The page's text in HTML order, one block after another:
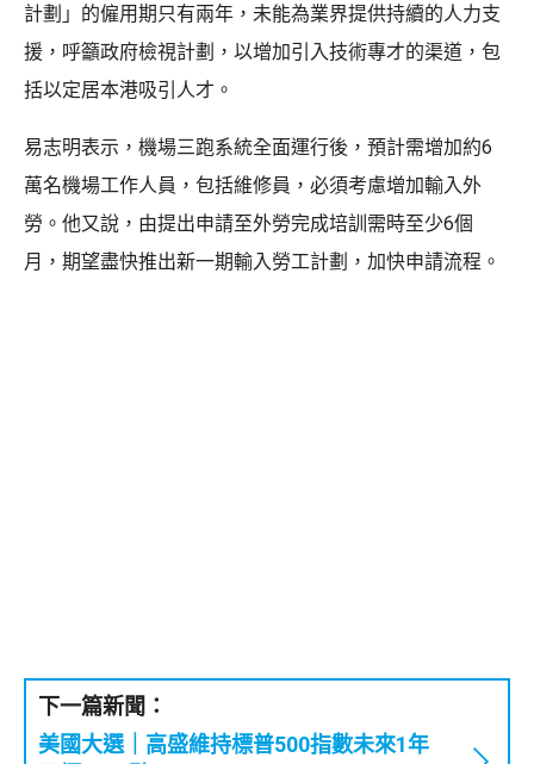
計劃」的僱用期只有兩年，未能為業界提供持續的人力支
援，呼籲政府檢視計劃，以增加引入技術專才的渠道，包
括以定居本港吸引人才。
易志明表示，機場三跑系統全面運行後，預計需增加約6
萬名機場工作人員，包括維修員，必須考慮增加輸入外
勞。他又說，由提出申請至外勞完成培訓需時至少6個
月，期望盡快推出新一期輸入勞工計劃，加快申請流程。
下一篇新聞：
美國大選｜高盛維持標普500指數未來1年